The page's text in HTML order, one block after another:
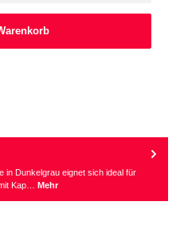
in Dunkelgrau eignet sich ideal für
Kap… Mehr